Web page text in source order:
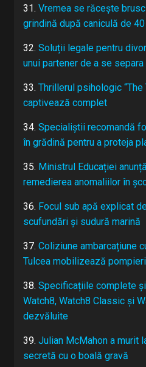
31. Vremea se răcește
grindină după caniculă de
32. Soluții legale pentru
unui partener de a se separa
33. Thrillerul psihologic
captivează complet
34. Specialiștii recomandă
în grădină pentru a proteja
35. Ministrul Educației
remedierea anomaliilor în
36. Focul sub apă explicat
scufundări și sudură marină
37. Coliziune ambarcațiune
Tulcea mobilizează
38. Specificațiile complete
Watch8, Watch8 Classic și
dezvăluite
39. Julian McMahon a murit
secretă cu o boală gravă